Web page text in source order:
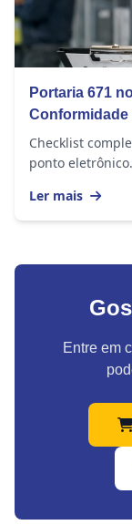
Portaria 671
Conformidade
Checklist
ponto
Ler mais
Entre em